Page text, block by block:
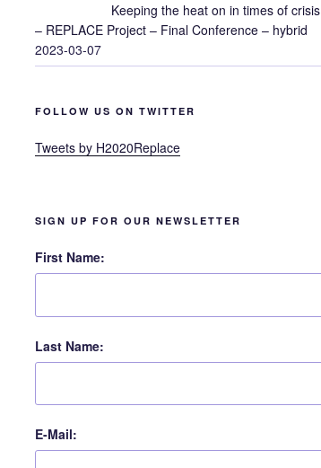
Keeping the heat on in times of crisis
– REPLACE Project – Final Conference – hybrid
2023-03-07
FOLLOW US ON TWITTER
Tweets by H2020Replace
SIGN UP FOR OUR NEWSLETTER
First Name:
Last Name:
E-Mail: